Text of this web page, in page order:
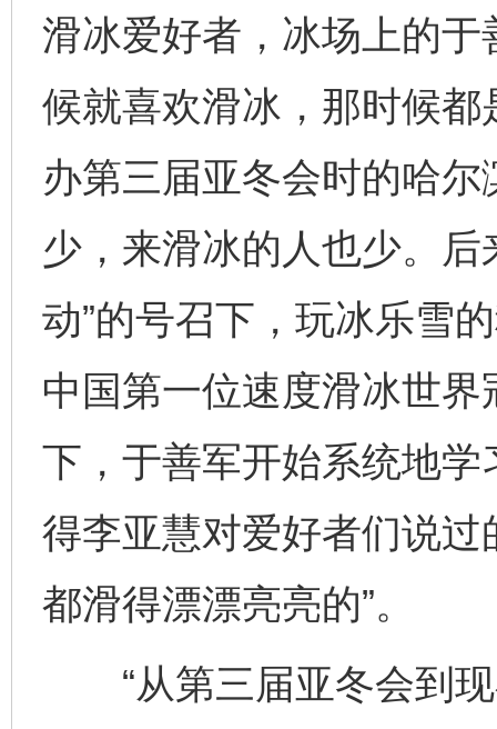
滑冰爱好者，冰场上的于
候就喜欢滑冰，那时候都
办第三届亚冬会时的哈
少，来滑冰的人也少。
动”的号召下，玩冰乐雪
中国第一位速度滑冰世
下，于善军开始系统地
得李亚慧对爱好者们说
都滑得漂漂亮亮的”。
“从第三届亚冬会到现